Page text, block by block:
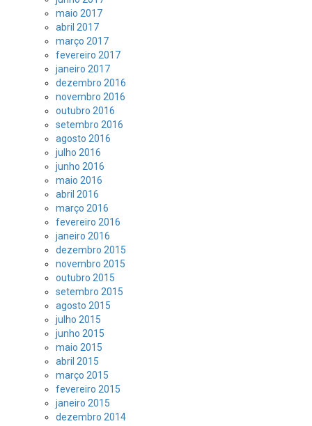
maio 2017
abril 2017
março 2017
fevereiro 2017
janeiro 2017
dezembro 2016
novembro 2016
outubro 2016
setembro 2016
agosto 2016
julho 2016
junho 2016
maio 2016
abril 2016
março 2016
fevereiro 2016
janeiro 2016
dezembro 2015
novembro 2015
outubro 2015
setembro 2015
agosto 2015
julho 2015
junho 2015
maio 2015
abril 2015
março 2015
fevereiro 2015
janeiro 2015
dezembro 2014